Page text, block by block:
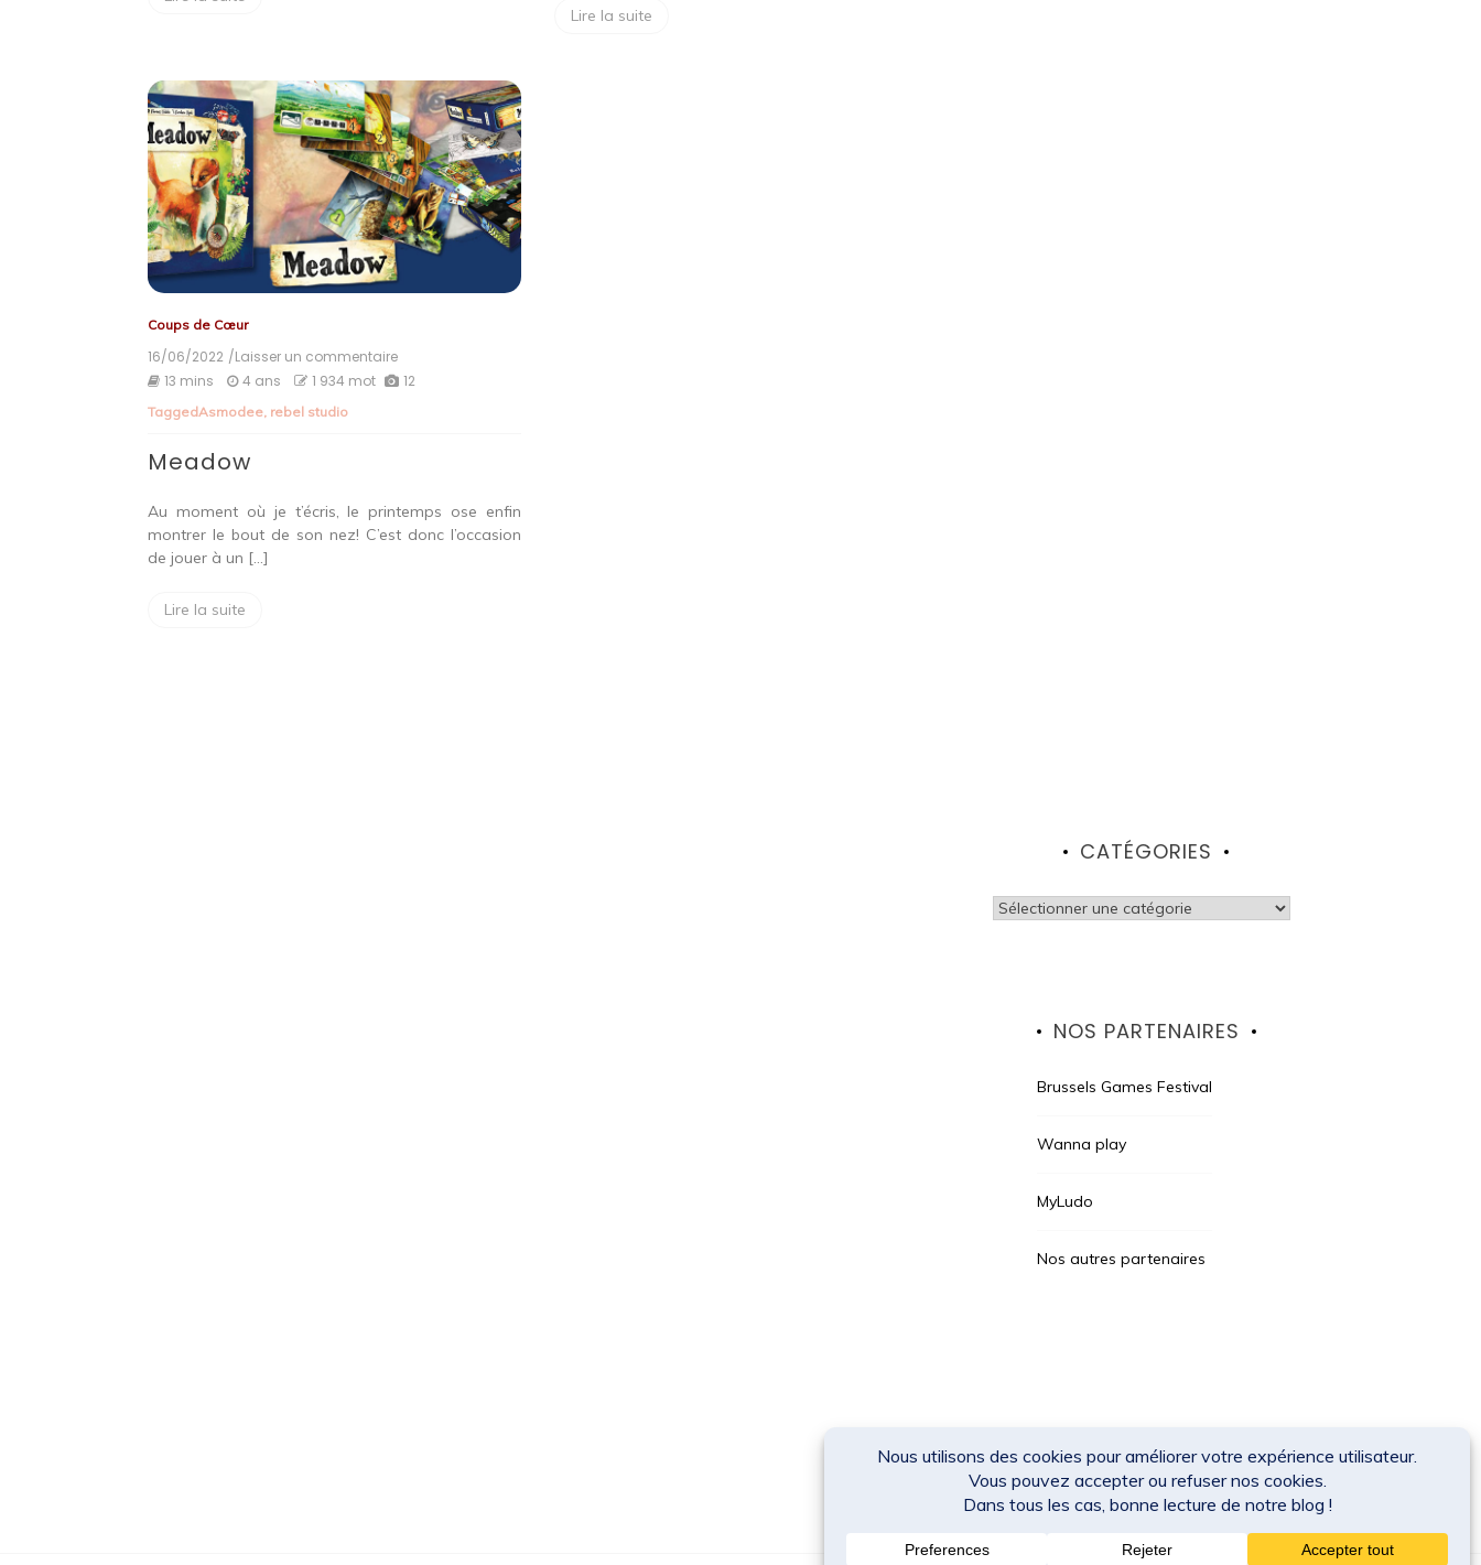
Lire la suite
Coups de Cœur
16/06/2022 /Laisser un commentaire
Meadow
13 mins 4 ans 1 934 mot 12
TaggedAsmodee, rebel studio
Meadow
Au moment où je t’écris, le printemps ose enfin
montrer le bout de son nez! C’est donc l’occasion
de jouer à un […]
Lire la suite
CATÉGORIES
Catégories
NOS PARTENAIRES
Brussels Games Festival
Wanna play
MyLudo
Nos autres partenaires